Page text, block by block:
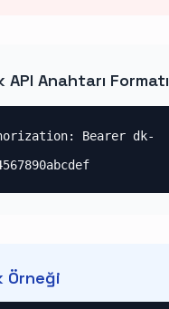
API Anahtarı Formatı
Bearer dk-
Örneği